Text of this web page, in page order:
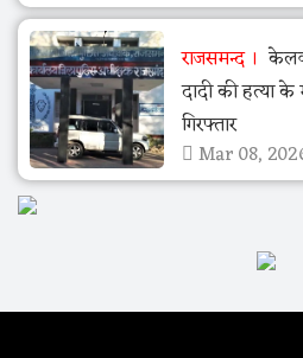
राजसमन्द
दादी की हत्या
गिरफ्तार
Mar 08,